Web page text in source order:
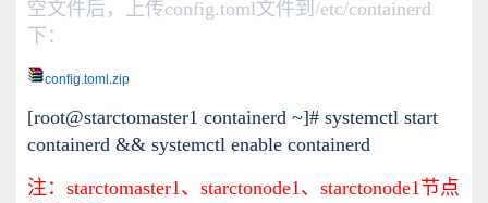
空文件后，上传config.toml文件到/etc/containerd
下：
config.toml.zip
[root@starctomaster1 containerd ~]# systemctl start
containerd && systemctl enable containerd
注：starctomaster1、starctonode1、starctonode1节点